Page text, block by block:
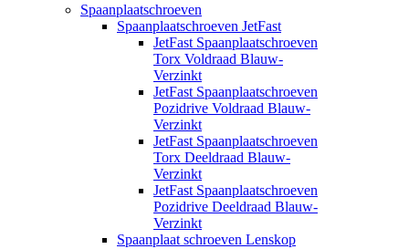
Spaanplaatschroeven
Spaanplaatschroeven JetFast
JetFast Spaanplaatschroeven
Torx Voldraad Blauw-
Verzinkt
JetFast Spaanplaatschroeven
Pozidrive Voldraad Blauw-
Verzinkt
JetFast Spaanplaatschroeven
Torx Deeldraad Blauw-
Verzinkt
JetFast Spaanplaatschroeven
Pozidrive Deeldraad Blauw-
Verzinkt
Spaanplaat schroeven Lenskop